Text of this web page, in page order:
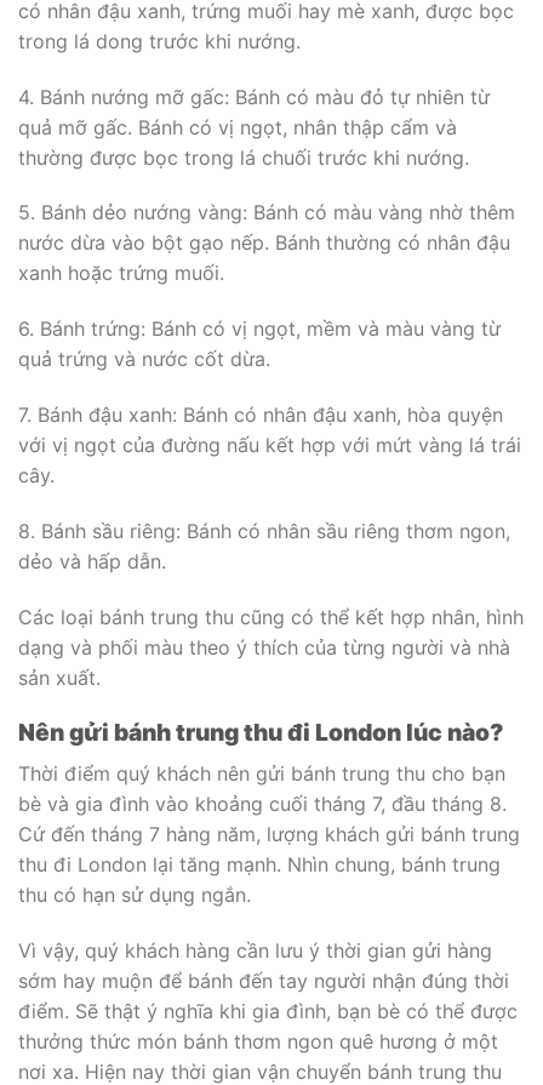
có nhân đậu xanh, trứng muối hay mè xanh, được bọc
trong lá dong trước khi nướng.
4. Bánh nướng mỡ gấc: Bánh có màu đỏ tự nhiên từ
quả mỡ gấc. Bánh có vị ngọt, nhân thập cẩm và
thường được bọc trong lá chuối trước khi nướng.
5. Bánh dẻo nướng vàng: Bánh có màu vàng nhờ thêm
nước dừa vào bột gạo nếp. Bánh thường có nhân đậu
xanh hoặc trứng muối.
6. Bánh trứng: Bánh có vị ngọt, mềm và màu vàng từ
quả trứng và nước cốt dừa.
7. Bánh đậu xanh: Bánh có nhân đậu xanh, hòa quyện
với vị ngọt của đường nấu kết hợp với mứt vàng lá trái
cây.
8. Bánh sầu riêng: Bánh có nhân sầu riêng thơm ngon,
dẻo và hấp dẫn.
Các loại bánh trung thu cũng có thể kết hợp nhân, hình
dạng và phối màu theo ý thích của từng người và nhà
sản xuất.
Nên gửi bánh trung thu đi London lúc nào?
Thời điểm quý khách nên gửi bánh trung thu cho bạn
bè và gia đình vào khoảng cuối tháng 7, đầu tháng 8.
Cứ đến tháng 7 hàng năm, lượng khách gửi bánh trung
thu đi London lại tăng mạnh. Nhìn chung, bánh trung
thu có hạn sử dụng ngắn.
Vì vậy, quý khách hàng cần lưu ý thời gian gửi hàng
sớm hay muộn để bánh đến tay người nhận đúng thời
điểm. Sẽ thật ý nghĩa khi gia đình, bạn bè có thể được
thưởng thức món bánh thơm ngon quê hương ở một
nơi xa. Hiện nay thời gian vận chuyển bánh trung thu